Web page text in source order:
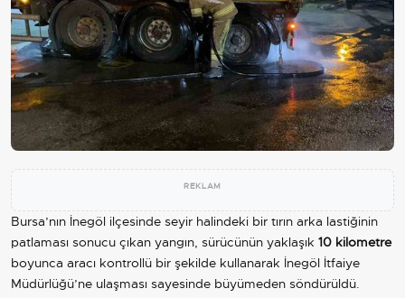
REKLAM
Bursa’nın İnegöl ilçesinde seyir halindeki bir tırın arka lastiğinin
patlaması sonucu çıkan yangın, sürücünün yaklaşık 10 kilometre
boyunca aracı kontrollü bir şekilde kullanarak İnegöl İtfaiye
Müdürlüğü’ne ulaşması sayesinde büyümeden söndürüldü.